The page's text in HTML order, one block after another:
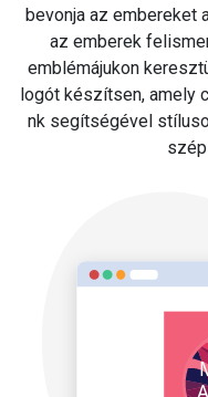
bevonja az embereket
az emberek
emblémájukon
logót készítsen, amely
nk segítségével